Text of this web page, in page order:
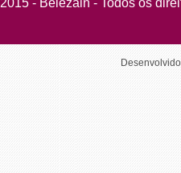
2015 - Belezain - Todos os